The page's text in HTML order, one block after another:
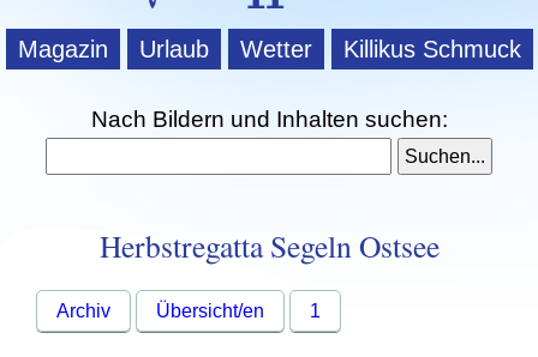
Magazin Urlaub Wetter Killikus Schmuck
Nach Bildern und Inhalten suchen:
Herbstregatta Segeln Ostsee
Archiv Übersicht/en 1